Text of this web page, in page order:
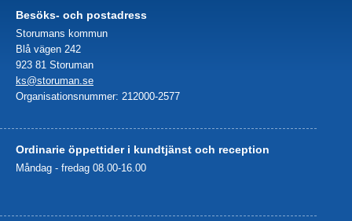
Besöks- och postadress
Storumans kommun
Blå vägen 242
923 81 Storuman
ks@storuman.se
Organisationsnummer: 212000-2577
Ordinarie öppettider i kundtjänst och reception
Måndag - fredag 08.00-16.00